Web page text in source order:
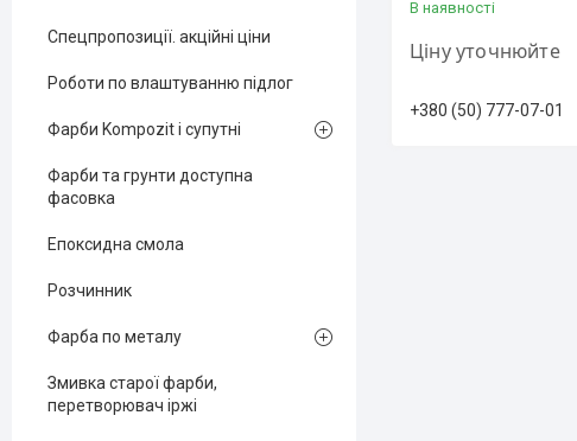
В наявності
Ціну уточнюйте
+380 (50) 777-07-01
Спецпропозиції. акційні ціни
Роботи по влаштуванню підлог
Фарби Kompozit і супутні
Фарби та грунти доступна
фасовка
Епоксидна смола
Розчинник
Фарба по металу
Змивка старої фарби,
перетворювач іржі